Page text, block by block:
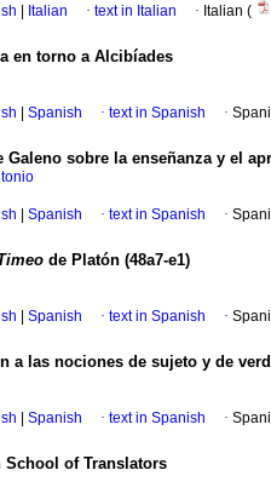
Italian · text in Italian · Italian (
en torno a Alcibíades
Spanish · text in Spanish ·
Galeno sobre la enseñanza y el
Spanish · text in Spanish ·
de Platón (48a7-e1)
Spanish · text in Spanish ·
a las nociones de sujeto y de
Spanish · text in Spanish ·
of Translators